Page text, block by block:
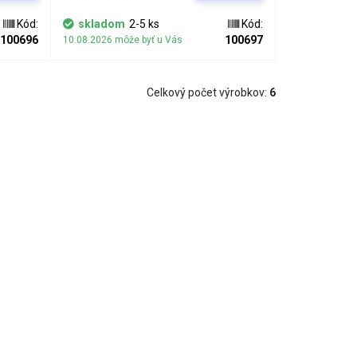
aj
Kód:
100696
zachovaná extrémna pružnosť silikónového
materiálu. Vďaka elasticite vyrovná pásik aj
pomerne veľké nerovnosti na styčných
plochách chladeného obvodu a chladiča. ​
mechanicky pritlačený. Termo konduktívna
skladom 2-5 ks
10.08.2026 môže byť u Vás
Kód:
100697
Celkový počet výrobkov: 6